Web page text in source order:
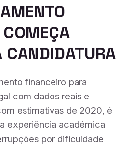
CANDIDATURA
financeiro para
com dados reais e
estimativas de 2020, é
experiência académica
por dificuldade